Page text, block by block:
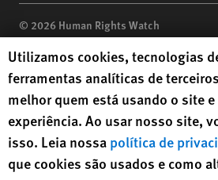
© 2026 Human Rights Watch
Human Rights Watch| 350 Fifth Avenue,
10118-3299USA|t1.212.290.4700
Human Rights Watch is a 501(C)(3)
under EIN: 13-2875808
Human Rights Watch cookie
Utilizamos cookies, tecnologias
ferramentas analíticas de
melhor quem está usando o site
experiência. Ao usar nosso site,
isso. Leia nossa política de
que cookies são usados e como